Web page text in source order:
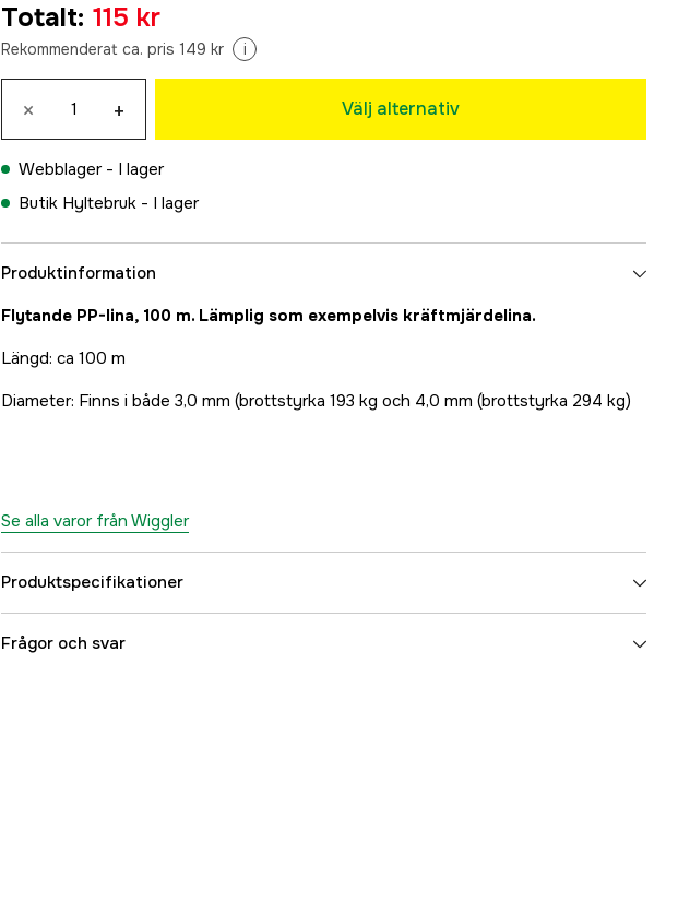
169 kr
3 mm
115 kr
Totalt: 115 kr
Rekommenderat ca. pris 149 kr i
× + Välj alternativ
Webblager - I lager
Butik Hyltebruk - I lager
Produktinformation
Flytande PP-lina, 100 m. Lämplig som exempelvis kräftmjärdelina.
Längd: ca 100 m
Diameter: Finns i både 3,0 mm (brottstyrka 193 kg och 4,0 mm (brottstyrka 294 kg)
Se alla varor från Wiggler
Produktspecifikationer
Fiskart
Frågor och svar